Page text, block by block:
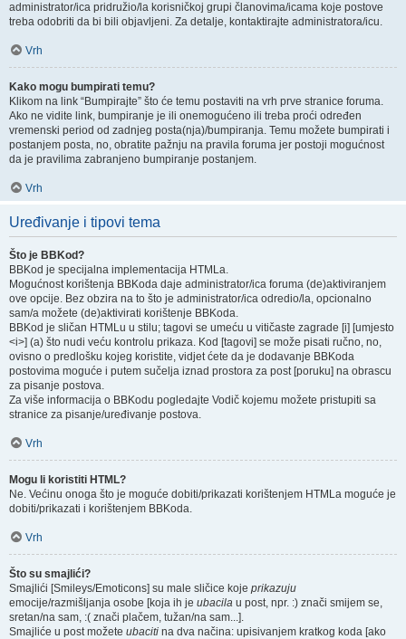
administrator/ica pridružio/la korisničkoj grupi članovima/icama koje postove
treba odobriti da bi bili objavljeni. Za detalje, kontaktirajte administratora/icu.
Vrh
Kako mogu bumpirati temu?
Klikom na link “Bumpirajte” što će temu postaviti na vrh prve stranice foruma.
Ako ne vidite link, bumpiranje je ili onemogućeno ili treba proći određen
vremenski period od zadnjeg posta(nja)/bumpiranja. Temu možete bumpirati i
postanjem posta, no, obratite pažnju na pravila foruma jer postoji mogućnost
da je pravilima zabranjeno bumpiranje postanjem.
Vrh
Uređivanje i tipovi tema
Što je BBKod?
BBKod je specijalna implementacija HTMLa.
Mogućnost korištenja BBKoda daje administrator/ica foruma (de)aktiviranjem
ove opcije. Bez obzira na to što je administrator/ica odredio/la, opcionalno
sam/a možete (de)aktivirati korištenje BBKoda.
BBKod je sličan HTMLu u stilu; tagovi se umeću u vitičaste zagrade [i] [umjesto
<i>] (a) što nudi veću kontrolu prikaza. Kod [tagovi] se može pisati ručno, no,
ovisno o predlošku kojeg koristite, vidjet ćete da je dodavanje BBKoda
postovima moguće i putem sučelja iznad prostora za post [poruku] na obrascu
za pisanje postova.
Za više informacija o BBKodu pogledajte Vodič kojemu možete pristupiti sa
stranice za pisanje/uređivanje postova.
Vrh
Mogu li koristiti HTML?
Ne. Većinu onoga što je moguće dobiti/prikazati korištenjem HTMLa moguće je
dobiti/prikazati i korištenjem BBKoda.
Vrh
Što su smajlići?
Smajlići [Smileys/Emoticons] su male sličice koje prikazuju
emocije/razmišljanja osobe [koja ih je ubacila u post, npr. :) znači smijem se,
sretan/na sam, :( znači plačem, tužan/na sam...].
Smajliće u post možete ubaciti na dva načina: upisivanjem kratkog koda [ako